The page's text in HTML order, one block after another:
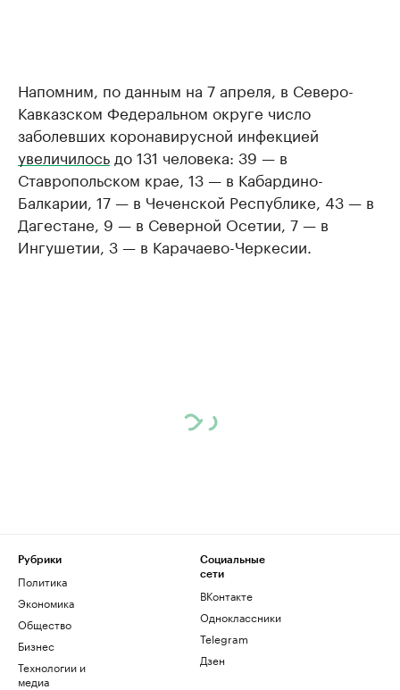
Напомним, по данным на 7 апреля, в Северо-
Кавказском Федеральном округе число
заболевших коронавирусной инфекцией
увеличилось до 131 человека: 39 — в
Ставропольском крае, 13 — в Кабардино-
Балкарии, 17 — в Чеченской Республике, 43 — в
Дагестане, 9 — в Северной Осетии, 7 — в
Ингушетии, 3 — в Карачаево-Черкесии.
Рубрики
Политика
Экономика
Общество
Бизнес
Технологии и
медиа
Социальные
сети
ВКонтакте
Одноклассники
Telegram
Дзен